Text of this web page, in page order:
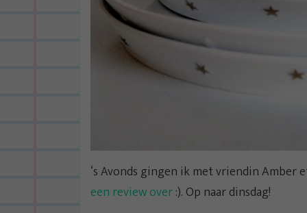
‘s Avonds gingen ik met vriendin
een review over:). Op naar dinsdag!